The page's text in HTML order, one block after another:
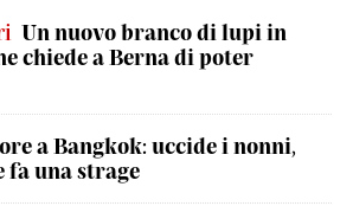
Un nuovo branco di lupi in
chiede a Berna di poter
a Bangkok: uccide i nonni,
fa una strage